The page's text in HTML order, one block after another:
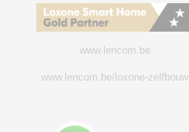
www.lencom.be
www.lencom.be/loxone-zelfbouw